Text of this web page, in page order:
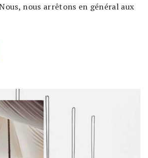
nous arrêtons en général aux